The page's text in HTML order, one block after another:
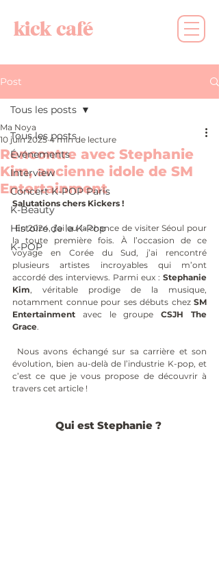
kick café
Post
Tous les posts
Événements
Interview
Concert K-POP Paris
K-Beauty
Histoire de la K-Pop
K-POP
Tous les posts
Rencontre avec Stephanie
Kim, ancienne idole de SM
Entertainment
Ma Noya
10 juin 2025 4 min de lecture
Salutations chers Kickers !
En 2024, j’ai eu la chance de visiter Séoul pour
la toute première fois. À l’occasion de ce
voyage en Corée du Sud, j’ai rencontré
plusieurs artistes incroyables qui m’ont
accordé des interviews. Parmi eux : Stephanie
Kim, véritable prodige de la musique,
notamment connue pour ses débuts chez SM
Entertainment avec le groupe CSJH The
Grace.
évolution, bien au-delà de l’industrie K-pop, et
c’est ce que je vous propose de découvrir à
travers cet article !
Qui est Stephanie ?